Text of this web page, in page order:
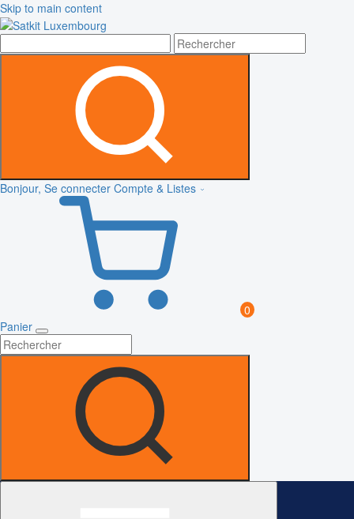
Skip to main content
Bonjour, Se connecter Compte & Listes
0
Panier